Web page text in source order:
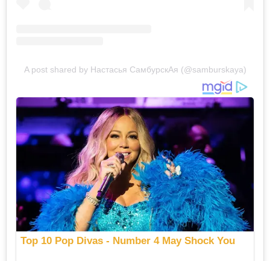
A post shared by Настасья СамбурскАя (@samburskaya)